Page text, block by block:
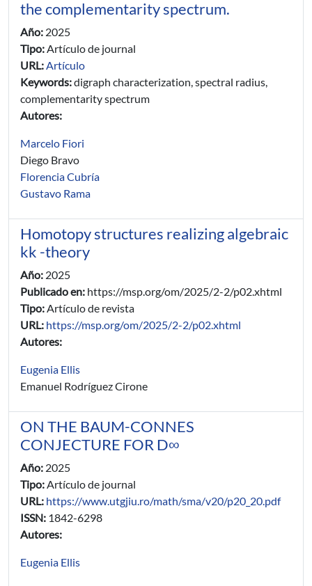
the complementarity spectrum.
Año: 2025
Tipo:Artículo de journal
URL:Artículo
Keywords:digraph characterization, spectral radius,
complementarity spectrum
Autores:
Marcelo Fiori
Diego Bravo
Florencia Cubría
Gustavo Rama
Homotopy structures realizing algebraic
kk -theory
Año: 2025
Publicado en: https://msp.org/om/2025/2-2/p02.xhtml
Tipo:Artículo de revista
URL: https://msp.org/om/2025/2-2/p02.xhtml
Autores:
Eugenia Ellis
Emanuel Rodríguez Cirone
ON THE BAUM-CONNES
CONJECTURE FOR D∞
Año: 2025
Tipo:Artículo de journal
URL: https://www.utgjiu.ro/math/sma/v20/p20_20.pdf
ISSN: 1842-6298
Autores:
Eugenia Ellis